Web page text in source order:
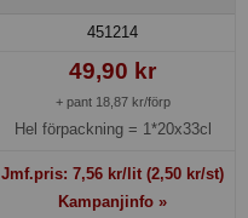
451214
49,90 kr
+ pant 18,87 kr/förp
Hel förpackning = 1*20x33cl
Jmf.pris: 7,56 kr/lit (2,50 kr/st)
Kampanjinfo »